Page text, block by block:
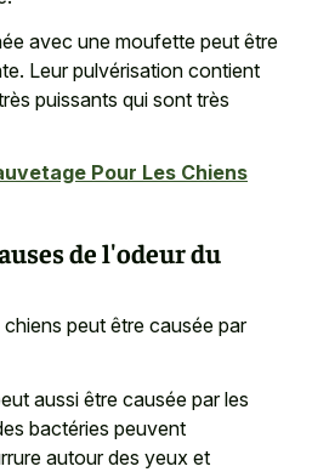
avec une moufette peut être
Leur pulvérisation contient
puissants qui sont très
Pour Les Chiens
de l'odeur du
peut être causée par
aussi être causée par les
bactéries peuvent
autour des yeux et